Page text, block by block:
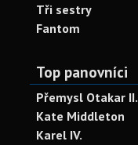
Tři sestry
Fantom
Top panovníci
Přemysl Otakar II.
Kate Middleton
Karel IV.